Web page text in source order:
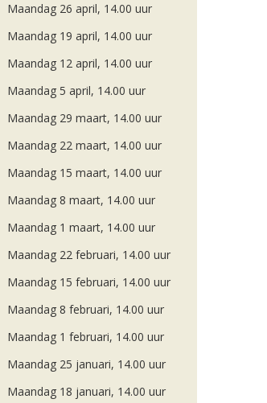
Maandag 26 april, 14.00 uur
Maandag 19 april, 14.00 uur
Maandag 12 april, 14.00 uur
Maandag 5 april, 14.00 uur
Maandag 29 maart, 14.00 uur
Maandag 22 maart, 14.00 uur
Maandag 15 maart, 14.00 uur
Maandag 8 maart, 14.00 uur
Maandag 1 maart, 14.00 uur
Maandag 22 februari, 14.00 uur
Maandag 15 februari, 14.00 uur
Maandag 8 februari, 14.00 uur
Maandag 1 februari, 14.00 uur
Maandag 25 januari, 14.00 uur
Maandag 18 januari, 14.00 uur